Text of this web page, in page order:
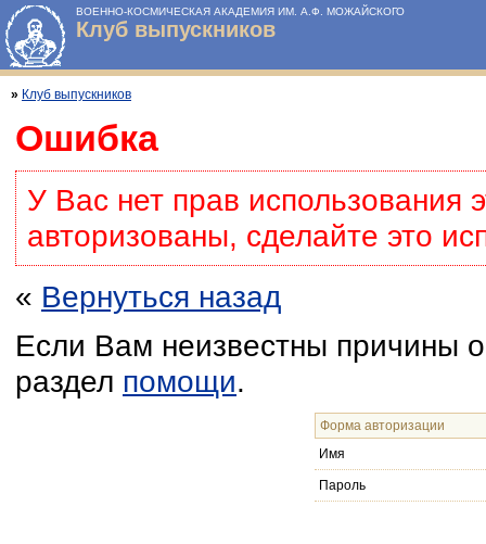
ВОЕННО-КОСМИЧЕСКАЯ АКАДЕМИЯ ИМ. А.Ф. МОЖАЙСКОГО
Клуб выпускников
» Клуб выпускников
Ошибка
У Вас нет прав использования
авторизованы, сделайте это
« Вернуться назад
Если Вам неизвестны причины
раздел помощи.
Форма авторизации
Имя
Пароль